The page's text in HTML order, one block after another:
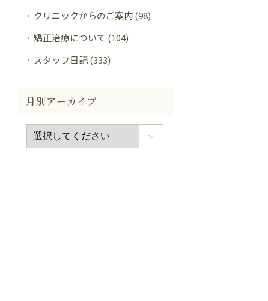
クリニックからのご案内 (98)
矯正治療について (104)
スタッフ日記 (333)
月別アーカイブ